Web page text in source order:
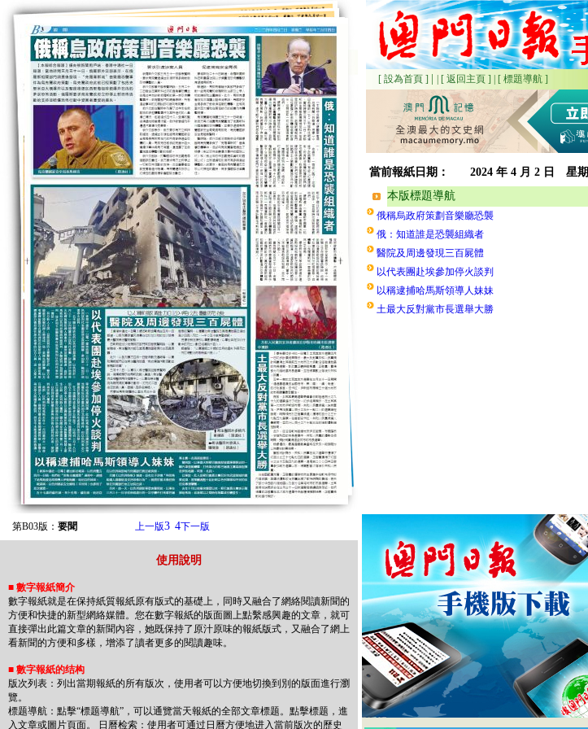
使用說明
■ 數字報紙簡介
數字報紙就是在保持紙質報紙原有版式的基礎上，同時又融合了網絡閱讀新聞的
方便和快捷的新型網絡媒體。您在數字報紙的版面圖上點繫感興趣的文章，就可
直接彈出此篇文章的新聞內容，她既保持了原汁原味的報紙版式，又融合了網上
看新聞的方便和多樣，增添了讀者更多的閱讀趣味。
■ 數字報紙的结构
版次列表：列出當期報紙的所有版次，使用者可以方便地切換到別的版面進行瀏
覽。
標题導航：點擊“標题導航”，可以通覽當天報紙的全部文章標题。點擊標题，進
入文章或圖片頁面。 日曆检索：使用者可通过日曆方便地进入當前版次的歷史
[ 設為首頁 ] [ 返回主頁 ] [ 標題導航 ]
當前報紙日期： 2024 年 4 月 2 日 星期
本版標題導航
俄稱烏政府策劃音樂廳恐襲
俄：知道誰是恐襲組織者
醫院及周邊發現三百屍體
以代表團赴埃參加停火談判
以稱逮捕哈馬斯領導人妹妹
土最大反對黨市長選舉大勝
第B03版： 要聞 上一版3 4下一版